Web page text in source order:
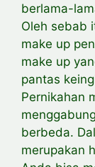
berlama-
Oleh sebab
make up
make up
pantas
Pernikahan
berbeda.
merupakan